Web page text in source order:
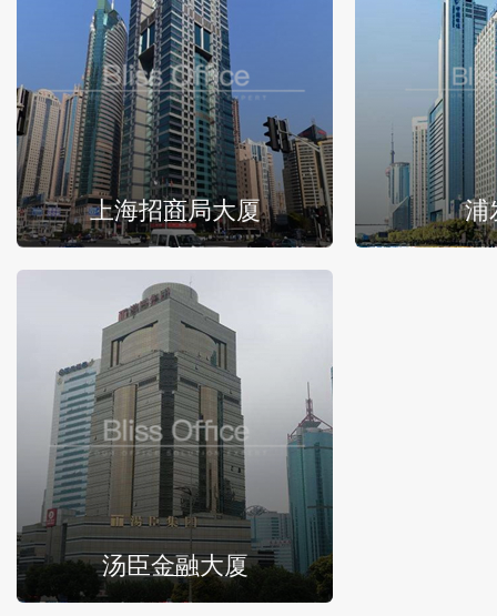
上海招商局大厦 浦
汤臣金融大厦